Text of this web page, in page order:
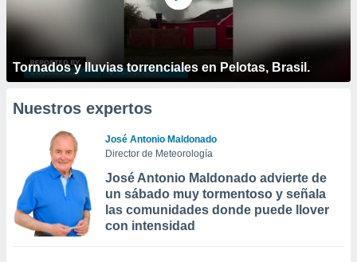
Tornados y lluvias torrenciales en Pelotas, Brasil.
Nuestros expertos
José Antonio Maldonado
Director de Meteorología
José Antonio Maldonado advierte de
un sábado muy tormentoso y señala
las comunidades donde puede llover
con intensidad